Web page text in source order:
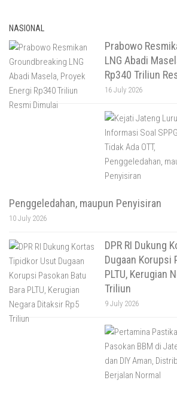
NASIONAL
Prabowo
LNG Abadi
Rp340 Triliun
16 July 2026
Penggeledahan, maupun Penyisiran
10 July 2026
DPR RI Dukung
Dugaan Korupsi
PLTU, Kerugian
Triliun
9 July 2026